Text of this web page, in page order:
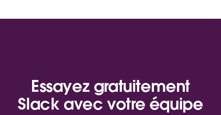
Essayez gratuitement
Slack avec votre équipe